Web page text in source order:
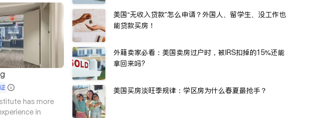
has more
in
美国“无收入贷款”怎么申请？外国人、留学生、没工作也
能贷款买房！
外籍卖家必看：美国卖房过户时，被IRS扣掉的15%还能
拿回来吗?
美国买房淡旺季规律：学区房为什么春夏最抢手？